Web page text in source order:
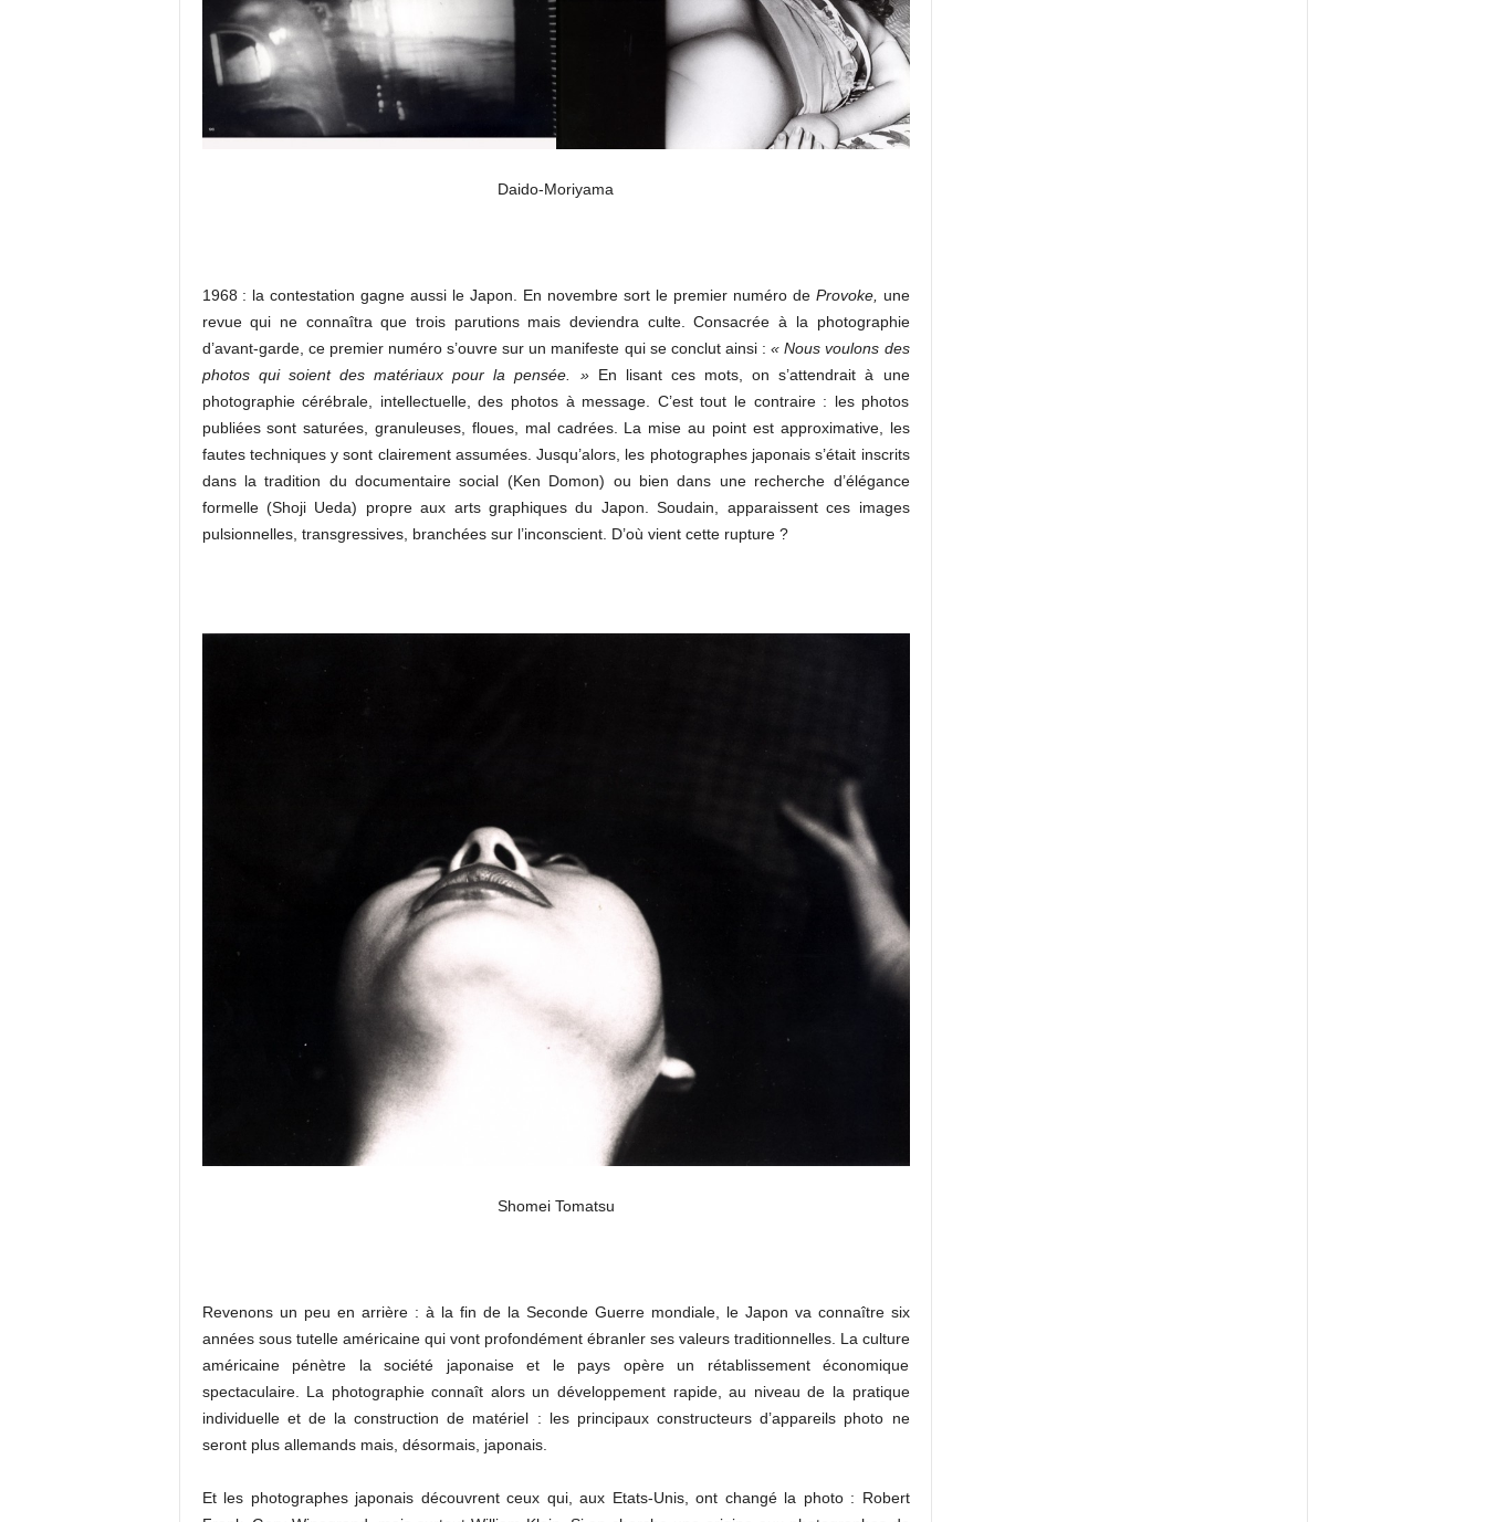
Daido-Moriyama
1968 : la contestation gagne aussi le Japon. En novembre sort le premier numéro de Provoke,
une
revue qui ne connaîtra que trois parutions mais deviendra culte. Consacrée à la photographie
d’avant-garde, ce premier numéro s’ouvre sur un manifeste qui se conclut ainsi :« Nous voulons des
photos qui soient des matériaux pour la pensée. »En lisant ces mots, on s’attendrait à une
photographie cérébrale, intellectuelle, des photos à message. C’est tout le contraire : les photos
publiées sont saturées, granuleuses, floues, mal cadrées. La mise au point est approximative, les
fautes techniques y sont clairement assumées. Jusqu’alors, les photographes japonais s’était inscrits
dans la tradition du documentaire social (Ken Domon) ou bien dans une recherche d’élégance
formelle (Shoji Ueda) propre aux arts graphiques du Japon. Soudain, apparaissent ces images
pulsionnelles, transgressives, branchées sur l’inconscient. D’où vient cette rupture ?
Shomei Tomatsu
Revenons un peu en arrière : à la fin de la Seconde Guerre mondiale, le Japon va connaître six
années sous tutelle américaine qui vont profondément ébranler ses valeurs traditionnelles. La culture
américaine pénètre la société japonaise et le pays opère un rétablissement économique
spectaculaire. La photographie connaît alors un développement rapide, au niveau de la pratique
individuelle et de la construction de matériel : les principaux constructeurs d’appareils photo ne
seront plus allemands mais, désormais, japonais.
Et les photographes japonais découvrent ceux qui, aux Etats-Unis, ont changé la photo : Robert